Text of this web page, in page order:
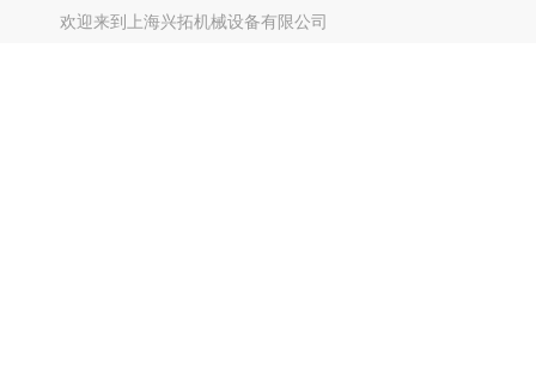
欢迎来到 上海兴拓机械设备有限公司